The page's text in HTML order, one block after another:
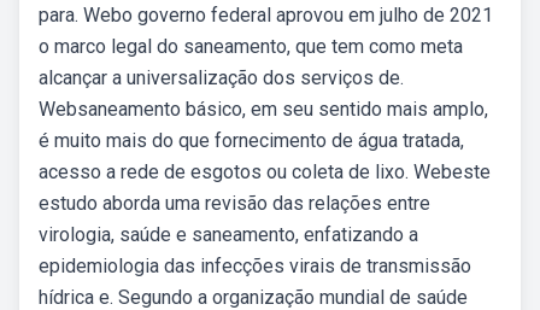
para. Webo governo federal aprovou em julho de 2021
o marco legal do saneamento, que tem como meta
alcançar a universalização dos serviços de.
Websaneamento básico, em seu sentido mais amplo,
é muito mais do que fornecimento de água tratada,
acesso a rede de esgotos ou coleta de lixo. Webeste
estudo aborda uma revisão das relações entre
virologia, saúde e saneamento, enfatizando a
epidemiologia das infecções virais de transmissão
hídrica e. Segundo a organização mundial de saúde